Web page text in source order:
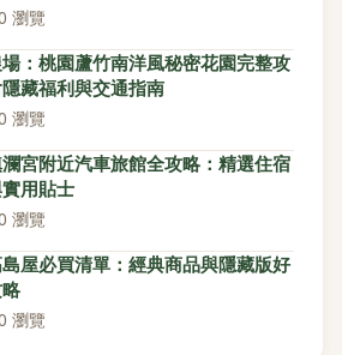
瀏覽
：桃園蘆竹南洋風秘密花園完整攻
藏福利與交通指南
瀏覽
宮附近汽車旅館全攻略：精選住宿
用貼士
瀏覽
屋必買清單：經典商品與隱藏版好
瀏覽